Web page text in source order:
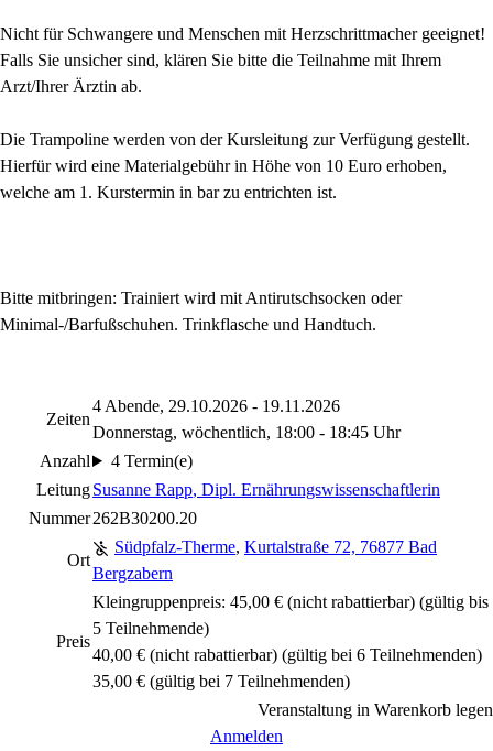
Nicht für Schwangere und Menschen mit Herzschrittmacher geeignet!
Falls Sie unsicher sind, klären Sie bitte die Teilnahme mit Ihrem
Arzt/Ihrer Ärztin ab.
Die Trampoline werden von der Kursleitung zur Verfügung gestellt.
Hierfür wird eine Materialgebühr in Höhe von 10 Euro erhoben,
welche am 1. Kurstermin in bar zu entrichten ist.
Bitte mitbringen: Trainiert wird mit Antirutschsocken oder
Minimal-/Barfußschuhen. Trinkflasche und Handtuch.
Zeiten
4 Abende, 29.10.2026 - 19.11.2026
Donnerstag, wöchentlich, 18:00 - 18:45 Uhr
Anzahl
4 Termin(e)
LeitungSusanne Rapp, Dipl. Ernährungswissenschaftlerin
Nummer262B30200.20
Ort
Südpfalz-Therme, Kurtalstraße 72, 76877 Bad
Bergzabern
Preis
Kleingruppenpreis: 45,00 € (nicht rabattierbar) (gültig bis
5 Teilnehmende)
40,00 € (nicht rabattierbar) (gültig bei 6 Teilnehmenden)
35,00 € (gültig bei 7 Teilnehmenden)
Veranstaltung in Warenkorb legen
Anmelden